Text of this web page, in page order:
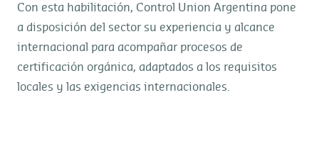
Con esta habilitación, Control Union Argentina pone
a disposición del sector su experiencia y alcance
internacional para acompañar procesos de
certificación orgánica, adaptados a los requisitos
locales y las exigencias internacionales.